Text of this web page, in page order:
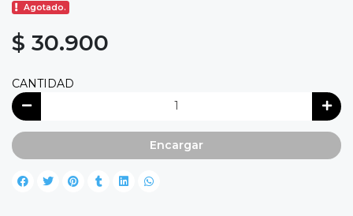
Agotado.
$ 30.900
CANTIDAD
Encargar